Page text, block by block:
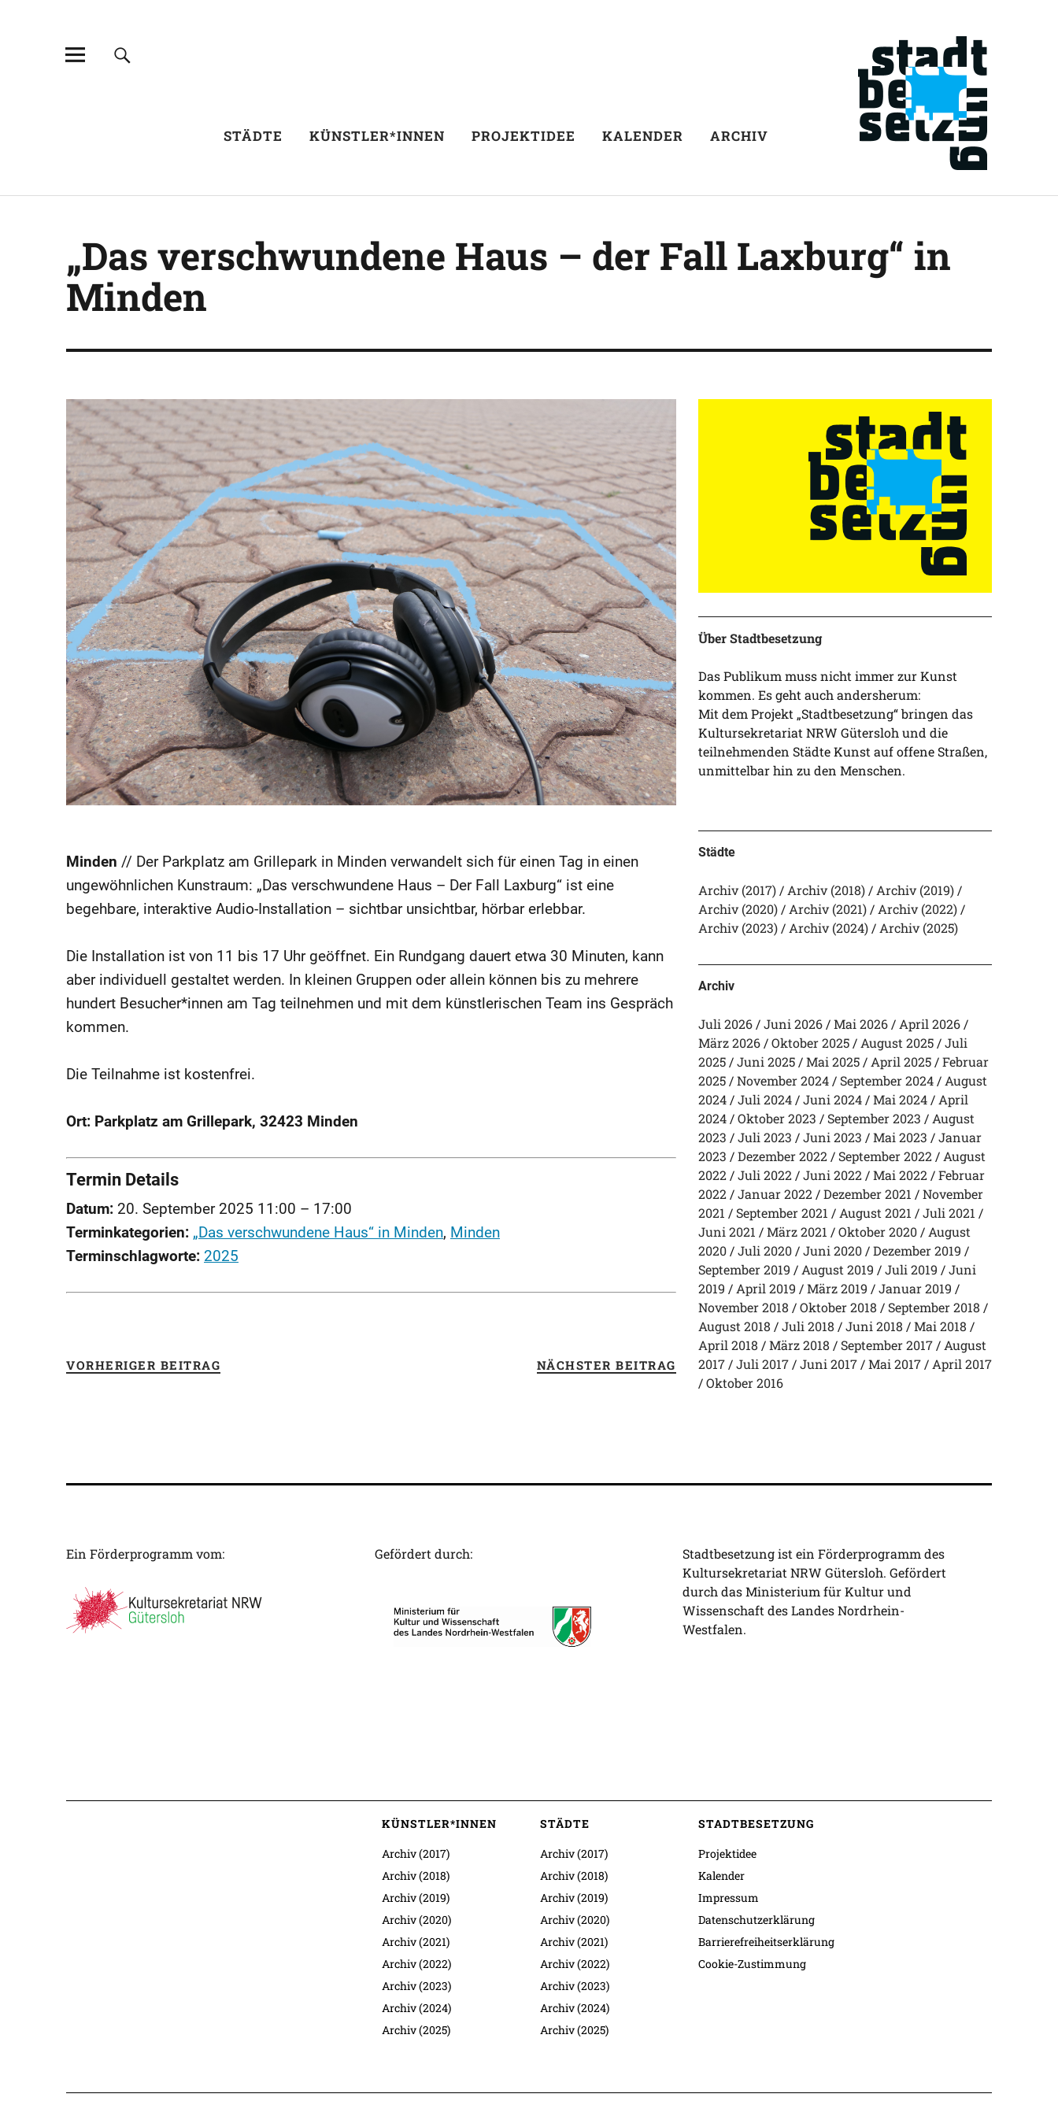
STÄDTE KÜNSTLER*INNEN PROJEKTIDEE KALENDER ARCHIV
„Das verschwundene Haus – der Fall Laxburg“ in
Minden
Minden // Der Parkplatz am Grillepark in Minden verwandelt sich für einen Tag in einen
ungewöhnlichen Kunstraum: „Das verschwundene Haus – Der Fall Laxburg“ ist eine
begehbare, interaktive Audio-Installation – sichtbar unsichtbar, hörbar erlebbar.
Die Installation ist von 11 bis 17 Uhr geöffnet. Ein Rundgang dauert etwa 30 Minuten, kann
aber individuell gestaltet werden. In kleinen Gruppen oder allein können bis zu mehrere
hundert Besucher*innen am Tag teilnehmen und mit dem künstlerischen Team ins Gespräch
kommen.
Die Teilnahme ist kostenfrei.
Ort: Parkplatz am Grillepark, 32423 Minden
Termin Details
Datum: 20. September 2025 11:00 – 17:00
Terminkategorien: „Das verschwundene Haus“ in Minden, Minden
Terminschlagworte: 2025
VORHERIGER BEITRAG NÄCHSTER BEITRAG
Über Stadtbesetzung
Das Publikum muss nicht immer zur Kunst
kommen. Es geht auch andersherum:
Mit dem Projekt „Stadtbesetzung“ bringen das
Kultursekretariat NRW Gütersloh und die
teilnehmenden Städte Kunst auf offene Straßen,
unmittelbar hin zu den Menschen.
Städte
Archiv (2017) Archiv (2018)
Archiv (2019)
Archiv (2020)
Archiv (2021)
Archiv (2022)
Archiv (2023)
Archiv (2024) Archiv (2025)
Archiv
Juli 2026 Juni 2026 Mai 2026
April 2026
März 2026
Oktober 2025 August 2025
Juli
2025
Juni 2025 Mai 2025 April 2025
Februar
2025
November 2024 September 2024
August
2024
Juli 2024 Juni 2024 Mai 2024
April
2024
Oktober 2023 September 2023
August
2023
Juli 2023 Juni 2023 Mai 2023
Januar
2023
Dezember 2022 September 2022
August
2022
Juli 2022 Juni 2022 Mai 2022
Februar
2022
Januar 2022 Dezember 2021
November
2021
September 2021 August 2021
Juli 2021
Juni 2021
März 2021 Oktober 2020
August
2020
Juli 2020 Juni 2020
Dezember 2019
September 2019
August 2019 Juli 2019
Juni
2019
April 2019 März 2019
Januar 2019
November 2018
Oktober 2018
September 2018
August 2018
Juli 2018 Juni 2018
Mai 2018
April 2018
März 2018 September 2017
August
2017
Juli 2017 Juni 2017 Mai 2017
April 2017
Oktober 2016
Ein Förderprogramm vom: Gefördert durch:
Stadtbesetzung ist ein Förderprogramm des
Kultursekretariat NRW Gütersloh. Gefördert
durch das Ministerium für Kultur und
Wissenschaft des Landes Nordrhein-
Westfalen.
KÜNSTLER*INNEN
Archiv (2017)
Archiv (2018)
Archiv (2019)
Archiv (2020)
Archiv (2021)
Archiv (2022)
Archiv (2023)
Archiv (2024)
Archiv (2025)
STÄDTE
Archiv (2017)
Archiv (2018)
Archiv (2019)
Archiv (2020)
Archiv (2021)
Archiv (2022)
Archiv (2023)
Archiv (2024)
Archiv (2025)
STADTBESETZUNG
Projektidee
Kalender
Impressum
Datenschutzerklärung
Barrierefreiheitserklärung
Cookie-Zustimmung